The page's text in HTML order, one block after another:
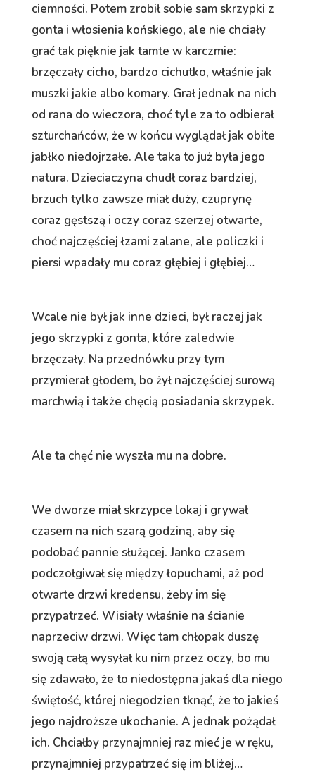
ciemności. Potem zrobił sobie sam skrzypki z
gonta i włosienia końskiego, ale nie chciały
grać tak pięknie jak tamte w karczmie:
brzęczały cicho, bardzo cichutko, właśnie jak
muszki jakie albo komary. Grał jednak na nich
od rana do wieczora, choć tyle za to odbierał
szturchańców, że w końcu wyglądał jak obite
jabłko niedojrzałe. Ale taka to już była jego
natura. Dzieciaczyna chudł coraz bardziej,
brzuch tylko zawsze miał duży, czuprynę
coraz gęstszą i oczy coraz szerzej otwarte,
choć najczęściej łzami zalane, ale policzki i
piersi wpadały mu coraz głębiej i głębiej…
Wcale nie był jak inne dzieci, był raczej jak
jego skrzypki z gonta, które zaledwie
brzęczały. Na przednówku przy tym
przymierał głodem, bo żył najczęściej surową
marchwią i także chęcią posiadania skrzypek.
Ale ta chęć nie wyszła mu na dobre.
We dworze miał skrzypce lokaj i grywał
czasem na nich szarą godziną, aby się
podobać pannie służącej. Janko czasem
podczołgiwał się między łopuchami, aż pod
otwarte drzwi kredensu, żeby im się
przypatrzeć. Wisiały właśnie na ścianie
naprzeciw drzwi. Więc tam chłopak duszę
swoją całą wysyłał ku nim przez oczy, bo mu
się zdawało, że to niedostępna jakaś dla niego
świętość, której niegodzien tknąć, że to jakieś
jego najdroższe ukochanie. A jednak pożądał
ich. Chciałby przynajmniej raz mieć je w ręku,
przynajmniej przypatrzeć się im bliżej…